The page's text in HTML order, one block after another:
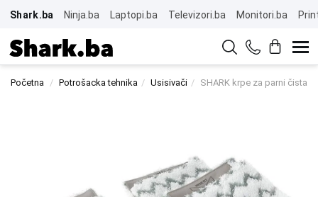
Shark.ba Ninja.ba Laptopi.ba Televizori.ba Monitori.ba
Početna Potrošacka tehnika Usisivači SHARK krpe za parni čistač